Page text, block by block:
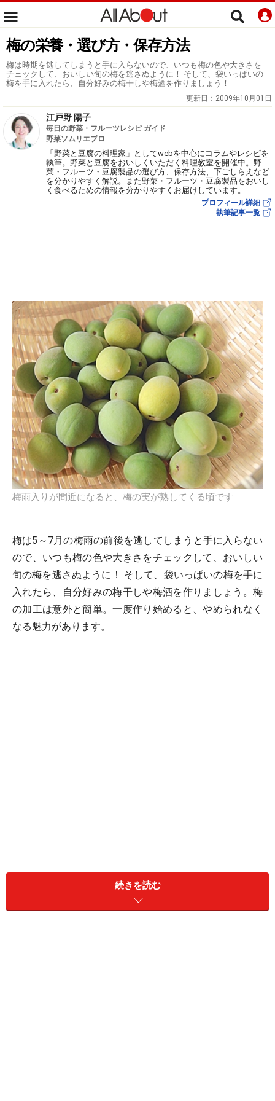
梅の栄養・選び方・保存方法
梅は時期を逃してしまうと手に入らないので、いつも梅の色や大きさを
チェックして、おいしい旬の梅を逃さぬように！ そして、袋いっぱいの
梅を手に入れたら、自分好みの梅干しや梅酒を作りましょう！
更新日： 2009年10月01日
江戸野 陽子
毎日の野菜・フルーツレシピ ガイド
野菜ソムリエプロ
「野菜と豆腐の料理家」としてwebを中心にコラムやレシピを
執筆。野菜と豆腐をおいしくいただく料理教室を開催中。野
菜・フルーツ・豆腐製品の選び方、保存方法、下ごしらえなど
を分かりやすく解説。また野菜・フルーツ・豆腐製品をおいし
く食べるための情報を分かりやすくお届けしています。
プロフィール詳細
執筆記事一覧
梅雨入りが間近になると、梅の実が熟してくる頃です
梅は5～7月の梅雨の前後を逃してしまうと手に入らない
ので、いつも梅の色や大きさをチェックして、おいしい
旬の梅を逃さぬように！ そして、袋いっぱいの梅を手に
入れたら、自分好みの梅干しや梅酒を作りましょう。梅
の加工は意外と簡単。一度作り始めると、やめられなく
なる魅力があります。
梅の栄養
梅そのものにはカリウム、カロテン、ビタミンＥなどが
含まれており、熟すと有機酸のクエン酸とリンゴ酸など
続きを読む